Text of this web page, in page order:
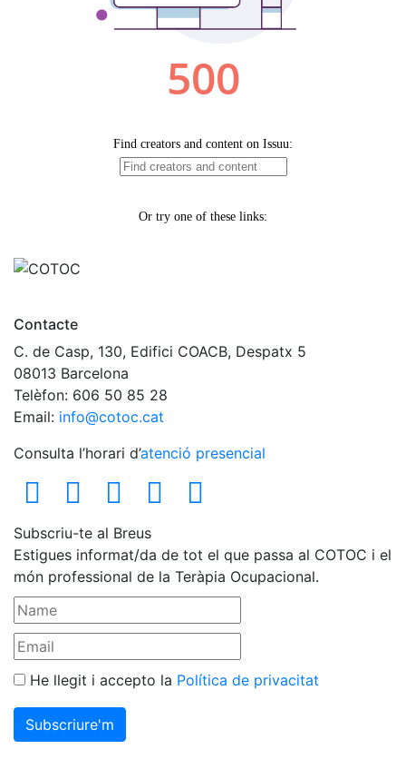
Contacte
C. de Casp, 130, Edifici COACB, Despatx 5
08013 Barcelona
Telèfon: 606 50 85 28
Email: info@cotoc.cat
Consulta l’horari d’atenció presencial
Subscriu-te al Breus
Estigues informat/da de tot el que passa al COTOC i el
món professional de la Teràpia Ocupacional.
He llegit i accepto la Política de privacitat